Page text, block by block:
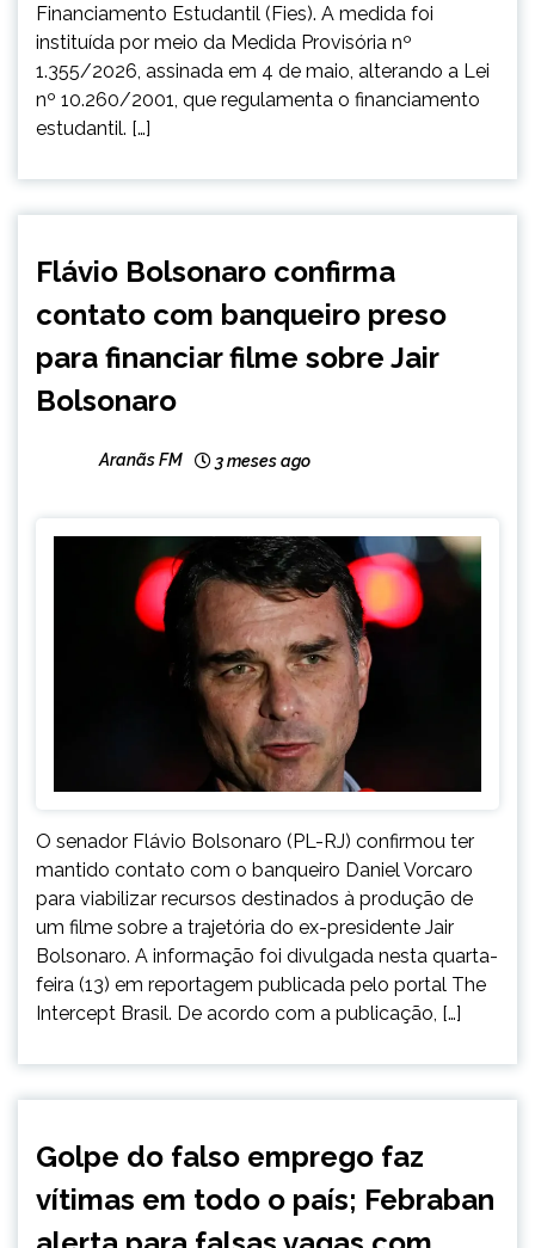
Financiamento Estudantil (Fies). A medida foi
instituída por meio da Medida Provisória nº
1.355/2026, assinada em 4 de maio, alterando a Lei
nº 10.260/2001, que regulamenta o financiamento
estudantil. […]
NOTÍCIAS
Flávio Bolsonaro confirma
contato com banqueiro preso
para financiar filme sobre Jair
Bolsonaro
Aranãs FM 3 meses ago
O senador Flávio Bolsonaro (PL-RJ) confirmou ter
mantido contato com o banqueiro Daniel Vorcaro
para viabilizar recursos destinados à produção de
um filme sobre a trajetória do ex-presidente Jair
Bolsonaro. A informação foi divulgada nesta quarta-
feira (13) em reportagem publicada pelo portal The
Intercept Brasil. De acordo com a publicação, […]
NOTÍCIAS
Golpe do falso emprego faz
vítimas em todo o país; Febraban